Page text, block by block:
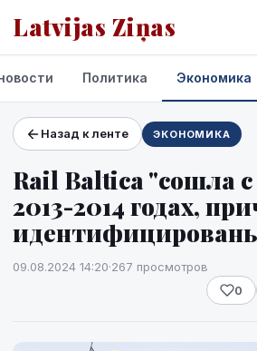
Latvijas Ziņas
Проекты и сервисы
Прогноз погоды
Политика Экономика
Назад к ленте ЭКОНОМИКА
Rail Baltica "сошла с
2013-2014 годах,
09.08.2024 14:20·267 просмотров
0